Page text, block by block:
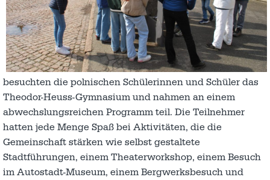
besuchten die polnischen Schülerinnen und Schüler das
Theodor-Heuss-Gymnasium und nahmen an einem
abwechslungsreichen Programm teil. Die Teilnehmer
hatten jede Menge Spaß bei Aktivitäten, die die
Gemeinschaft stärken wie selbst gestaltete
Stadtführungen, einem Theaterworkshop, einem Besuch
im Autostadt-Museum, einem Bergwerksbesuch und